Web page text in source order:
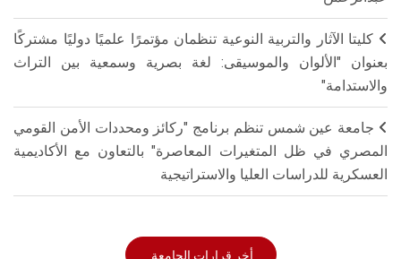
كليتا الآثار والتربية النوعية تنظمان مؤتمرًا علميًا دوليًا مشتركًا
بعنوان "الألوان والموسيقى: لغة بصرية وسمعية بين التراث
والاستدامة"
جامعة عين شمس تنظم برنامج "ركائز ومحددات الأمن القومي
المصري في ظل المتغيرات المعاصرة" بالتعاون مع الأكاديمية
العسكرية للدراسات العليا والاستراتيجية
أخر قرارات الجامعة